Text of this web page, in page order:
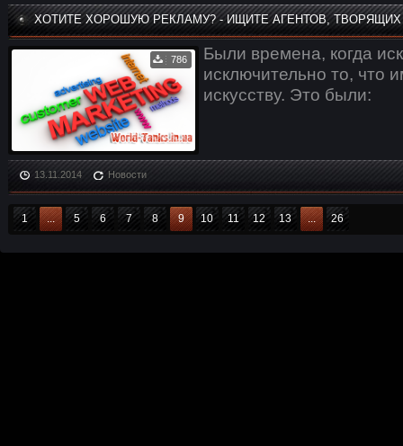
ХОТИТЕ ХОРОШУЮ РЕКЛАМУ? - ИЩИТЕ АГЕНТОВ, ТВОРЯЩИХ
786
Были времена, когда
исключительно то, что
искусству. Это были:
13.11.2014 Новости
1 ... 5 6 7 8 9 10 11 12 13 ... 26